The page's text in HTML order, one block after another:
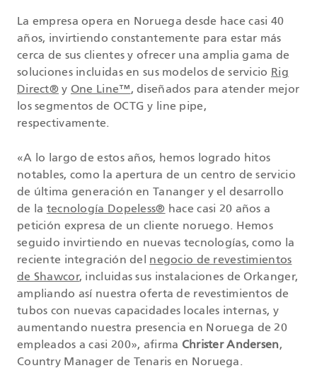
La empresa opera en Noruega desde hace casi 40
años, invirtiendo constantemente para estar más
cerca de sus clientes y ofrecer una amplia gama de
soluciones incluidas en sus modelos de servicio Rig
Direct® y One Line™, diseñados para atender mejor
los segmentos de OCTG y line pipe,
respectivamente.
«A lo largo de estos años, hemos logrado hitos
notables, como la apertura de un centro de servicio
de última generación en Tananger y el desarrollo
de la tecnología Dopeless® hace casi 20 años a
petición expresa de un cliente noruego. Hemos
seguido invirtiendo en nuevas tecnologías, como la
reciente integración del negocio de revestimientos
de Shawcor, incluidas sus instalaciones de Orkanger,
ampliando así nuestra oferta de revestimientos de
tubos con nuevas capacidades locales internas, y
aumentando nuestra presencia en Noruega de 20
empleados a casi 200», afirma Christer Andersen,
Country Manager de Tenaris en Noruega.